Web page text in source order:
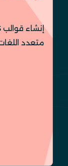
متعدد